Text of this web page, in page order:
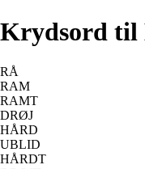
Krydsord
RÅ
RAM
RAMT
DRØJ
HÅRD
UBLID
HÅRDT